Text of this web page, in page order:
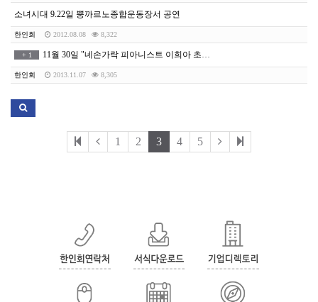
소녀시대 9.22일 뿡까르노종합운동장서 공연
한인회 2012.08.08 8,322
+ 1 11월 30일 "네손가락 피아니스트 이희아 초청 콘서트" 안내/일요신문주최
한인회 2013.11.07 8,305
1 2 3 4 5